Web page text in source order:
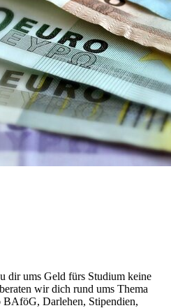
dir ums Geld fürs Studium keine
wir dich rund ums Thema
Darlehen, Stipendien,